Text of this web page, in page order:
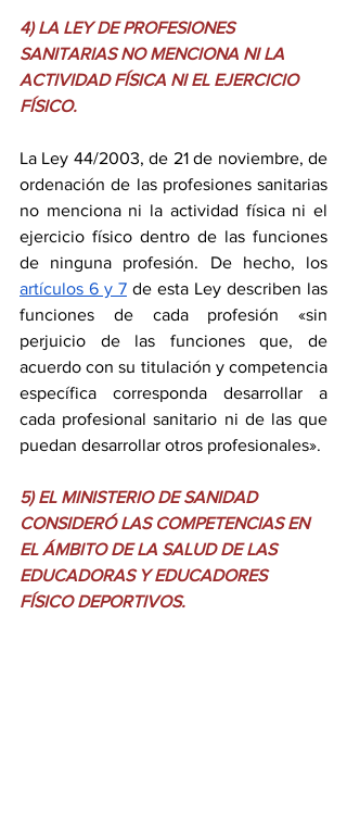
4) LA LEY DE PROFESIONES
SANITARIAS NO MENCIONA NI LA
ACTIVIDAD FÍSICA NI EL EJERCICIO
FÍSICO.
La Ley 44/2003, de 21 de noviembre, de
ordenación de las profesiones sanitarias
no menciona ni la actividad física ni el
ejercicio físico dentro de las funciones
artículos 6 y 7 de esta Ley describen las
funciones de cada profesión «sin
perjuicio de las funciones que, de
acuerdo con su titulación y competencia
específica corresponda desarrollar a
cada profesional sanitario ni de las que
puedan desarrollar otros profesionales».
5) EL MINISTERIO DE SANIDAD
CONSIDERÓ LAS COMPETENCIAS EN
EL ÁMBITO DE LA SALUD DE LAS
EDUCADORAS Y EDUCADORES
FÍSICO DEPORTIVOS.